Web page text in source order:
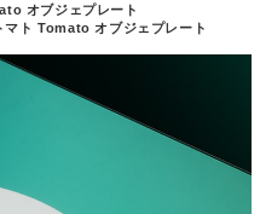
オブジェプレート
マト Tomato オブジェプレート